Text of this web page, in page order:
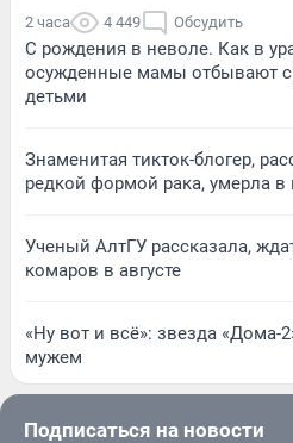
2 часа 4 449 Обсудить
С рождения в неволе. Как в
осужденные мамы отбывают
детьми
Знаменитая тикток-блогер,
редкой формой рака, умерла в
Ученый АлтГУ рассказала,
комаров в августе
«Ну вот и всё»: звезда
мужем
Подписаться на новости